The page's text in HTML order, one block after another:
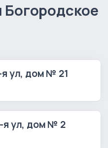
я ул, дом № 21
я ул, дом № 2